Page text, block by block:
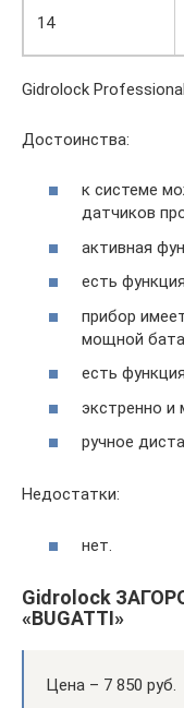
14
Gidrolock
Достоинства:
к системе
датчиков
активная
есть
прибор
мощной
есть
экстренно и
ручное
Недостатки:
нет.
Gidrolock
«BUGATTI»
Цена – 7 850 руб.